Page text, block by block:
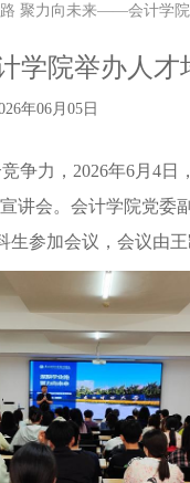
聚力向未来——会计学
院举办人才
年06月05日
争力，2026年6月4日
讲会。会计学院党委
参加会议，会议由王